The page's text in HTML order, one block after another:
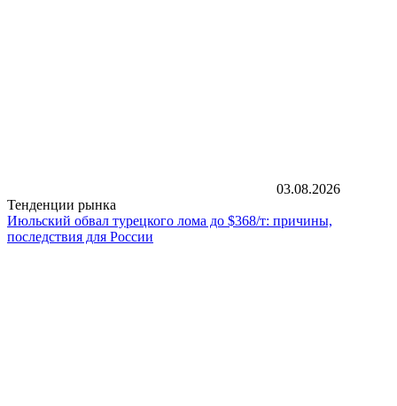
03.08.2026
Тенденции рынка
Июльский обвал турецкого лома до $368/т: причины,
последствия для России